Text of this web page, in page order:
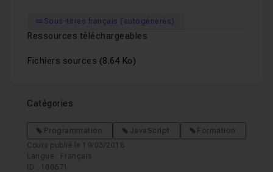
Sous-titres français (autogénérés)
Ressources téléchargeables
Fichiers sources (8.64 Ko)
Catégories
Programmation JavaScript
Formation
Cours publié le 19/03/2018
Langue : Français
ID : 100671